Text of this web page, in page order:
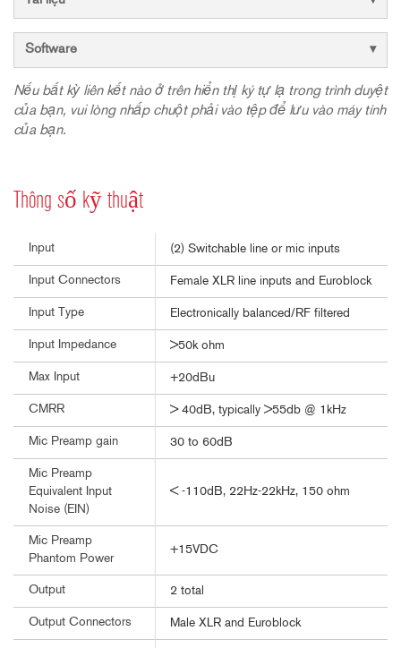
Software
Nếu bất kỳ liên kết nào ở trên hiển thị ký tự lạ trong trình duyệt
của bạn, vui lòng nhấp chuột phải vào tệp để lưu vào máy tính
của bạn.
Thông số kỹ thuật
Input (2) Switchable line or mic inputs
Input Connectors Female XLR line inputs and Euroblock
Input Type Electronically balanced/RF filtered
Input Impedance >50k ohm
Max Input +20dBu
CMRR > 40dB, typically >55db @ 1kHz
Mic Preamp gain 30 to 60dB
Mic Preamp
Equivalent Input
Noise (EIN)
< -110dB, 22Hz-22kHz, 150 ohm
Mic Preamp
Phantom Power
+15VDC
Output 2 total
Output Connectors Male XLR and Euroblock